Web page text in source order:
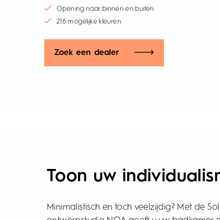
Opening naar binnen en buiten
216 mogelijke kleuren
Zoek een dealer
Toon uw
Minimalistisch en toch veelzijdig? Met de
daarbij voor comfort en innovatie. En voor een